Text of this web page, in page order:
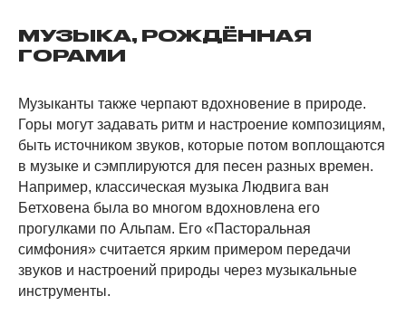
МУЗЫКА, РОЖДЁННАЯ
ГОРАМИ
Музыканты также черпают вдохновение в природе.
Горы могут задавать ритм и настроение композициям,
быть источником звуков, которые потом воплощаются
в музыке и сэмплируются для песен разных времен.
Например, классическая музыка Людвига ван
Бетховена была во многом вдохновлена его
прогулками по Альпам. Его «Пасторальная
симфония» считается ярким примером передачи
звуков и настроений природы через музыкальные
инструменты.